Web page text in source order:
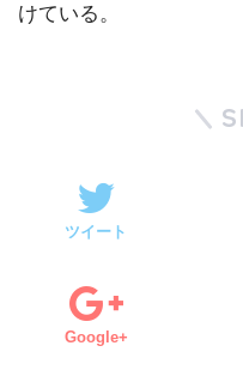
けている。
ツイート
Google+